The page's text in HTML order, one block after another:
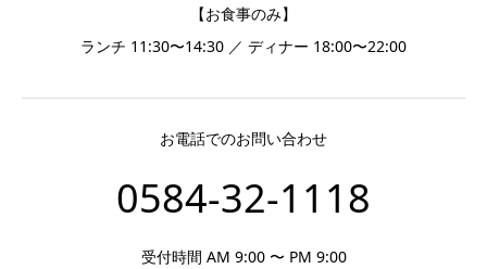
【お食事のみ】
ランチ 11:30〜14:30 ／ ディナー 18:00〜22:00
お電話でのお問い合わせ
0584-32-1118
受付時間 AM 9:00 〜 PM 9:00